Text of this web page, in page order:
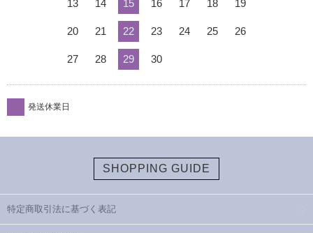
13 14 15 16 17 18 19
20 21 22 23 24 25 26
27 28 29 30
発送休業日
SHOPPING GUIDE
特定商取引法に基づく表記